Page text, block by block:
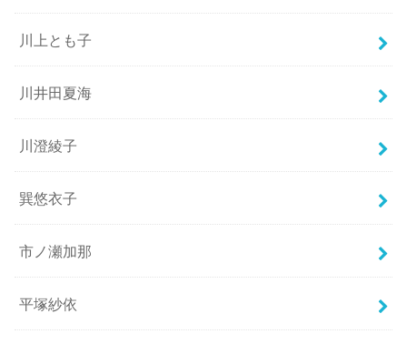
川上とも子
川井田夏海
川澄綾子
巽悠衣子
市ノ瀬加那
平塚紗依